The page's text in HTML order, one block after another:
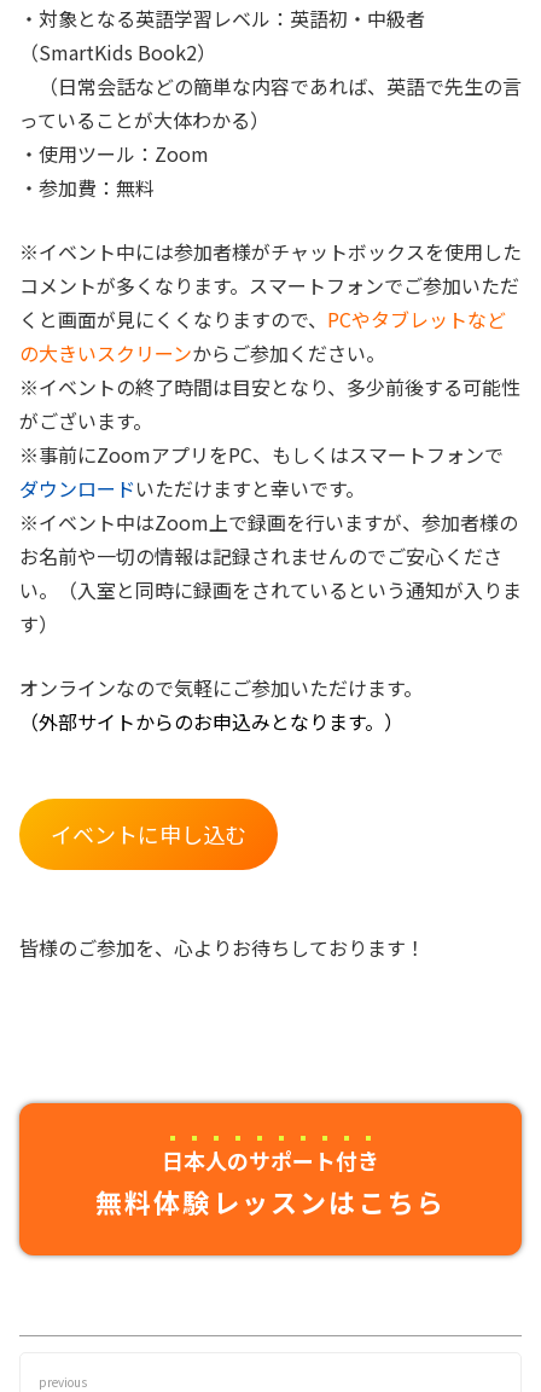
・対象となる英語学習レベル：英語初・中級者
（SmartKids Book2）
（日常会話などの簡単な内容であれば、英語で先生の言
っていることが大体わかる）
・使用ツール：Zoom
・参加費：無料
※イベント中には参加者様がチャットボックスを使用した
コメントが多くなります。スマートフォンでご参加いただ
くと画面が見にくくなりますので、 PCやタブレットなど
の大きいスクリーンからご参加ください。
※イベントの終了時間は目安となり、多少前後する可能性
がございます。
※事前にZoomアプリをPC、もしくはスマートフォンで
ダウンロードいただけますと幸いです。
※イベント中はZoom上で録画を行いますが、参加者様の
お名前や一切の情報は記録されませんのでご安心くださ
い。（入室と同時に録画をされているという通知が入りま
す）
オンラインなので気軽にご参加いただけます。
（外部サイトからのお申込みとなります。）
イベントに申し込む
皆様のご参加を、心よりお待ちしております！
日本人のサポート付き
無料体験レッスンはこちら
previous